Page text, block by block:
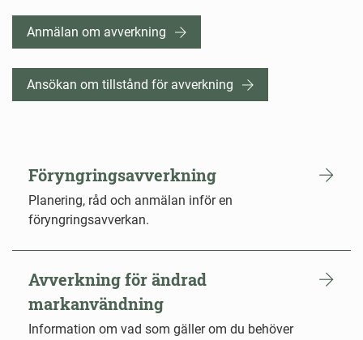
Hitta
direkt
Anmälan om avverkning
Ansökan om tillstånd för avverkning
Föryngringsavverkning
Planering, råd och anmälan inför en
föryngringsavverkan.
Avverkning för ändrad
markanvändning
Information om vad som gäller om du behöver